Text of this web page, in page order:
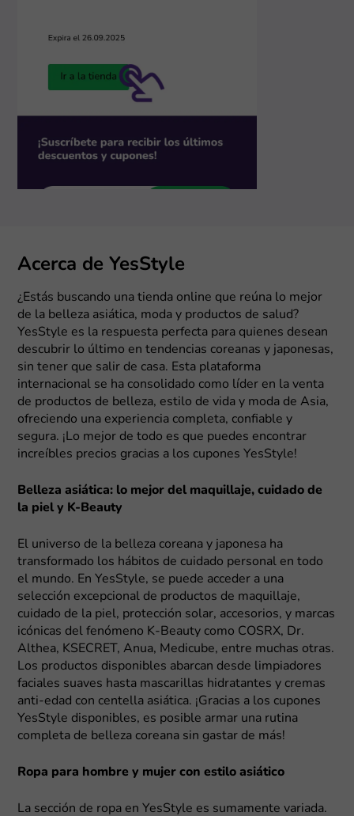
Acerca de YesStyle
¿Estás buscando una tienda online que reúna lo mejor
de la belleza asiática, moda y productos de salud?
YesStyle es la respuesta perfecta para quienes desean
descubrir lo último en tendencias coreanas y japonesas,
sin tener que salir de casa. Esta plataforma
internacional se ha consolidado como líder en la venta
de productos de belleza, estilo de vida y moda de Asia,
ofreciendo una experiencia completa, confiable y
segura. ¡Lo mejor de todo es que puedes encontrar
increíbles precios gracias a los cupones YesStyle!
Belleza asiática: lo mejor del maquillaje, cuidado de
la piel y K-Beauty
El universo de la belleza coreana y japonesa ha
transformado los hábitos de cuidado personal en todo
el mundo. En YesStyle, se puede acceder a una
selección excepcional de productos de maquillaje,
cuidado de la piel, protección solar, accesorios, y marcas
icónicas del fenómeno K-Beauty como COSRX, Dr.
Althea, KSECRET, Anua, Medicube, entre muchas otras.
Los productos disponibles abarcan desde limpiadores
faciales suaves hasta mascarillas hidratantes y cremas
anti-edad con centella asiática. ¡Gracias a los cupones
YesStyle disponibles, es posible armar una rutina
completa de belleza coreana sin gastar de más!
Ropa para hombre y mujer con estilo asiático
La sección de ropa en YesStyle es sumamente variada.